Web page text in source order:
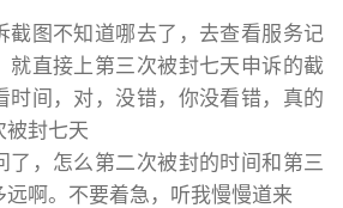
截图不知道哪去了，去查看服务记
就直接上第三次被封七天申诉的截
时间，对，没错，你没看错，真的
被封七天
了，怎么第二次被封的时间和第三
啊。不要着急，听我慢慢道来